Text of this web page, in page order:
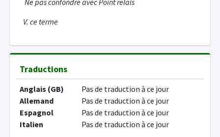
Ne pas confondre avec Point relais
V. ce terme
Traductions
Anglais (GB)
Pas de traduction à ce jour
Allemand
Pas de traduction à ce jour
Espagnol
Pas de traduction à ce jour
Italien
Pas de traduction à ce jour